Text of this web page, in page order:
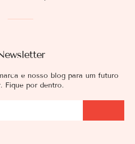
e nosso blog para um futuro
Fique por dentro.